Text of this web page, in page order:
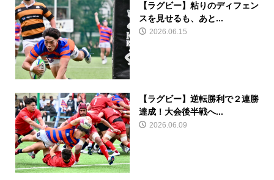
【ラグビー】粘りのディフェン
スを見せるも、あと...
2026.06.15
【ラグビー】逆転勝利で２連勝
達成！大会後半戦へ...
2026.06.09